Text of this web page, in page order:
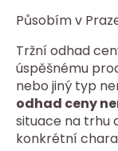
Působím v
Tržní odhad
úspěšnému
nebo jiný typ
odhad ceny
situace na trhu
konkrétní